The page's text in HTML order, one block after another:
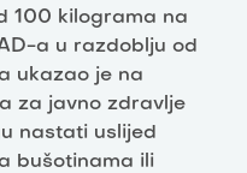
100 kilograma na
a u razdoblju od
ukazao je na
za javno zdravlje
nastati uslijed
bušotinama ili